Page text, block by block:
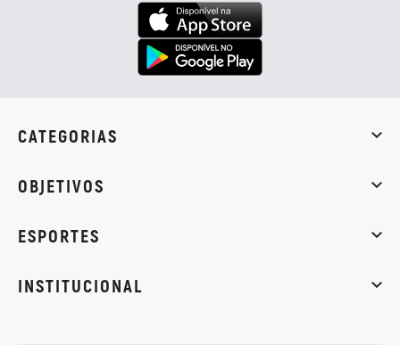
CATEGORIAS
OBJETIVOS
ESPORTES
INSTITUCIONAL